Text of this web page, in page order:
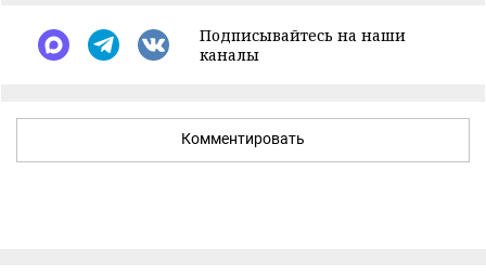
Подписывайтесь на наши
каналы
Комментировать